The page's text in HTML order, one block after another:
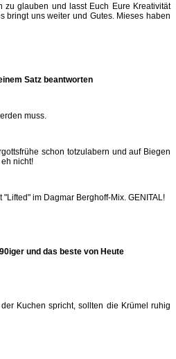
zu glauben und lasst Euch Eure Kreativität
bringt uns weiter und Gutes. Mieses haben
Satz beantworten
muss.
schon totzulabern und auf Biegen
nicht!
im Dagmar Berghoff-Mix. GENITAL!
und das beste von Heute
Kuchen spricht, sollten die Krümel ruhig